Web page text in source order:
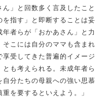
」と回数多く言及したこと
指す」と即断することは妥
者らが「おかあさん」と力
こには自分のママも含まれ
受してきた普遍的イメージ
とも考えられる。未成年者ら
分たちの母親への強い思慕
を要するといえよう。」